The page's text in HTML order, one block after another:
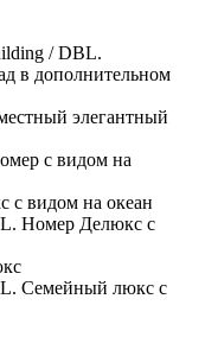
/ DBL.
в дополнительном
элегантный
с видом на
с видом на океан
Номер Делюкс с
Семейный люкс с